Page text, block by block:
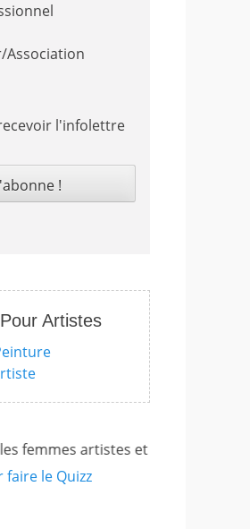
Association
l'infolettre
Artistes
artistes et bien d'autres